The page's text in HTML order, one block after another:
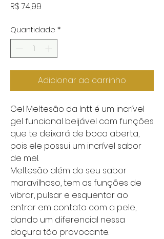
R$ 74,99
Quantidade *
Adicionar ao carrinho
Gel Meltesão da Intt é um incrível
gel funcional beijável com funções
que te deixará de boca aberta,
pois ele possui um incrível sabor
de mel.
Meltesão além do seu sabor
maravilhoso, tem as funções de
vibrar, pulsar e esquentar ao
entrar em contato com a pele,
dando um diferencial nessa
doçura tão provocante.